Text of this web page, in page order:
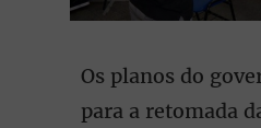
Os planos do
para a retomada